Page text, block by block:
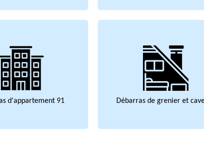
d'appartement 91 Débarras de grenier et